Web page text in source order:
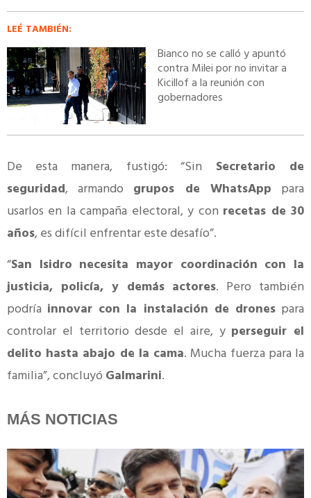
LEÉ TAMBIÉN:
Bianco no se calló y apuntó
contra Milei por no invitar a
Kicillof a la reunión con
gobernadores
De esta manera, fustigó: “Sin Secretario de
seguridad, armando grupos de WhatsApp para
usarlos en la campaña electoral, y con recetas de 30
años, es difícil enfrentar este desafío”.
“San Isidro necesita mayor coordinación con la
justicia, policía, y demás actores. Pero también
podría innovar con la instalación de dronespara
controlar el territorio desde el aire, y perseguir el
delito hasta abajo de la cama. Mucha fuerza para la
familia”, concluyó Galmarini.
MÁS NOTICIAS